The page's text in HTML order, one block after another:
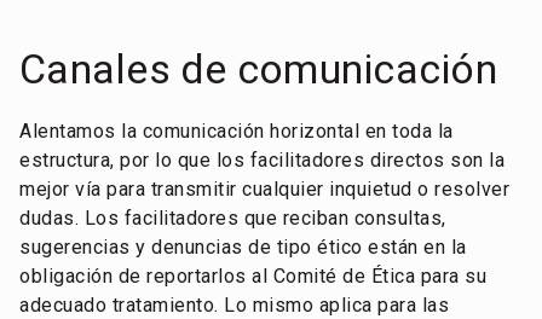
Canales de comunicación
Alentamos la comunicación horizontal en toda la
estructura, por lo que los facilitadores directos son la
mejor vía para transmitir cualquier inquietud o resolver
dudas. Los facilitadores que reciban consultas,
sugerencias y denuncias de tipo ético están en la
obligación de reportarlos al Comité de Ética para su
adecuado tratamiento. Lo mismo aplica para las